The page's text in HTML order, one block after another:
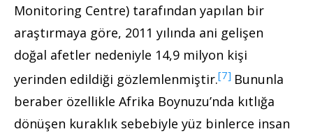
Monitoring Centre) tarafından yapılan bir
araştırmaya göre, 2011 yılında ani gelişen
doğal afetler nedeniyle 14,9 milyon kişi
yerinden edildiği gözlemlenmiştir.[7] Bununla
beraber özellikle Afrika Boynuzu’nda kıtlığa
dönüşen kuraklık sebebiyle yüz binlerce insan